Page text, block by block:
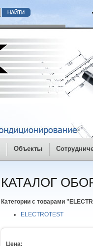
Объекты
КАТАЛОГ
Категории с товарами
ELECTROTEST
Цена: